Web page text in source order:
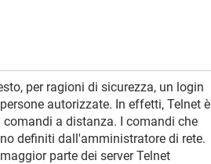
per ragioni di sicurezza, un login
autorizzate. In effetti, Telnet è
a distanza. I comandi che
definiti dall'amministratore di rete.
parte dei server Telnet